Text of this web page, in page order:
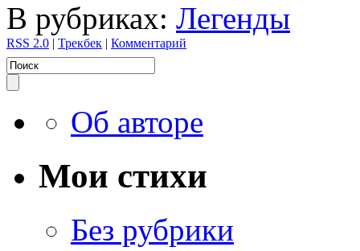
В рубриках: Легенды
RSS 2.0 | Трекбек | Комментарий
Об авторе
Мои стихи
Без рубрики